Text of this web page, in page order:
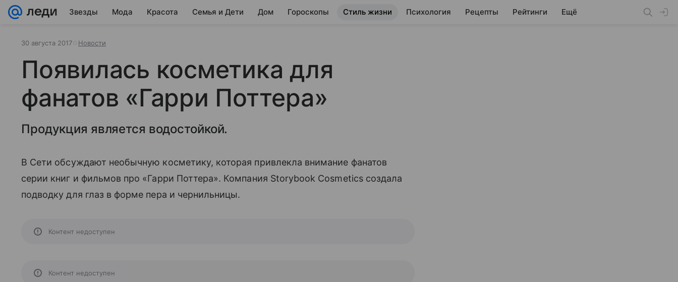
Звезды Мода Красота Семья и Дети Дом Гороскопы Стиль жизни Психология Рецепты Рейтинги Ещё
30 августа 2017 Новости
Появилась косметика для
фанатов «Гарри Поттера»
Продукция является водостойкой.
В Сети обсуждают необычную косметику, которая привлекла внимание фанатов
серии книг и фильмов про «Гарри Поттера». Компания Storybook Cosmetics создала
подводку для глаз в форме пера и чернильницы.
Контент недоступен
Контент недоступен